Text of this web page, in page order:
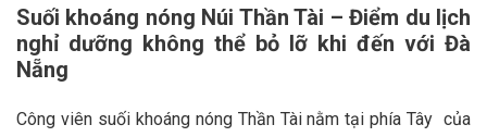
Suối khoáng nóng Núi Thần Tài – Điểm du lịch
nghỉ dưỡng không thể bỏ lỡ khi đến với Đà
Nẵng
Công viên suối khoáng nóng Thần Tài nằm tại phía Tây của